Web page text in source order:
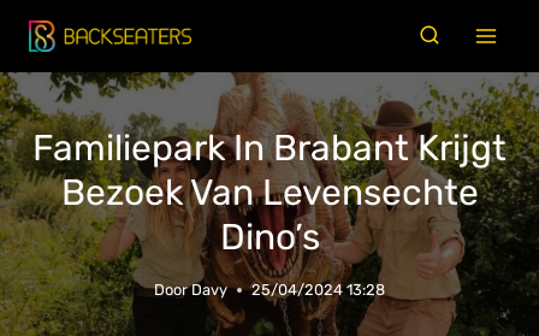
Doorgaan
naar
inhoud
Familiepark In Brabant Krijgt
Bezoek Van Levensechte
Dino’s
Door Davy 25/04/2024 13:28